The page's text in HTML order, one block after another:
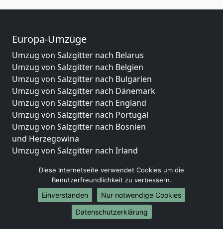
Europa-Umzüge
Umzug von Salzgitter nach Belarus
Umzug von Salzgitter nach Belgien
Umzug von Salzgitter nach Bulgarien
Umzug von Salzgitter nach Dänemark
Umzug von Salzgitter nach England
Umzug von Salzgitter nach Portugal
Umzug von Salzgitter nach Bosnien
und Herzegowina
Umzug von Salzgitter nach Irland
Umzug von Salzgitter nach Zypern
Umzug von Salzgitter nach Kroatien
Umzug von Salzgitter nach Estland
Umzug von Salzgitter nach Finnland
Umzug von Salzgitter nach Frankreich
Diese Internetseite verwendet Cookies um die
Benutzerfreundlichkeit zu verbessern.
Einverstanden
Nur notwendige Cookies
Datenschutzerklärung